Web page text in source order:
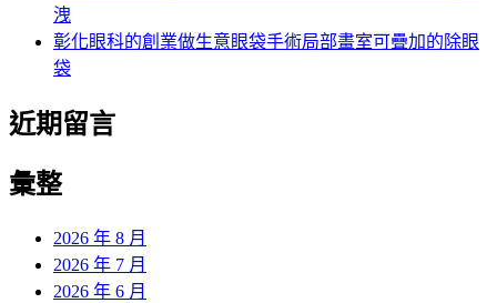
洩
彰化眼科的創業做生意眼袋手術局部畫室可疊加的除眼
袋
近期留言
彙整
2026 年 8 月
2026 年 7 月
2026 年 6 月